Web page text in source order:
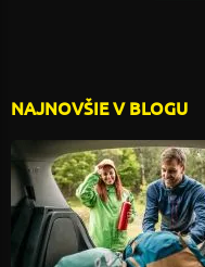
NAJNOVŠIE V BLOGU